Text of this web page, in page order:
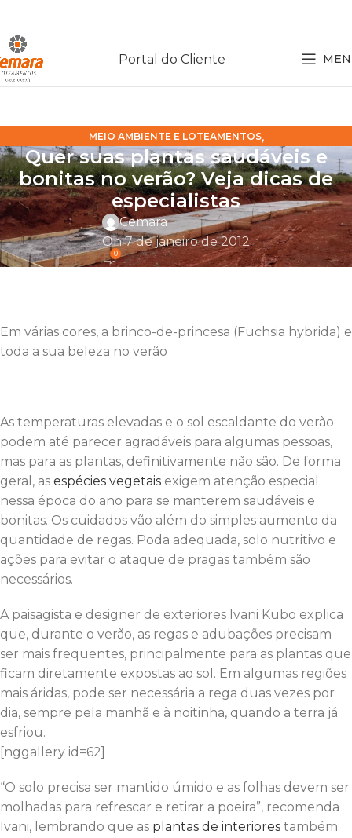
Portal do Cliente
MEIO AMBIENTE E LOTEAMENTOS,
NOTÍCIAS SOBRE LOTEAMENTOS
Quer suas plantas saudáveis e
bonitas no verão? Veja dicas de
especialistas
Cemara
On 7 de janeiro de 2012
0
Em várias cores, a brinco-de-princesa (Fuchsia hybrida)
toda a sua beleza no verão
As temperaturas elevadas e o sol escaldante do verão
podem até parecer agradáveis para algumas pessoas,
mas para as plantas, definitivamente não são. De forma
geral, as espécies vegetais exigem atenção especial
nessa época do ano para se manterem saudáveis e
bonitas. Os cuidados vão além do simples aumento da
quantidade de regas. Poda adequada, solo nutritivo e
ações para evitar o ataque de pragas também são
necessários.
A paisagista e designer de exteriores Ivani Kubo explica
que, durante o verão, as regas e adubações precisam
ser mais frequentes, principalmente para as plantas que
ficam diretamente expostas ao sol. Em algumas regiões
mais áridas, pode ser necessária a rega duas vezes por
dia, sempre pela manhã e à noitinha, quando a terra já
esfriou.
[nggallery id=62]
“O solo precisa ser mantido úmido e as folhas devem ser
molhadas para refrescar e retirar a poeira”, recomenda
Ivani, lembrando que as plantas de interiores também